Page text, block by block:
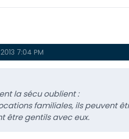
7:04 PM
la sécu oublient :
familiales, ils peuvent
être gentils avec eux.